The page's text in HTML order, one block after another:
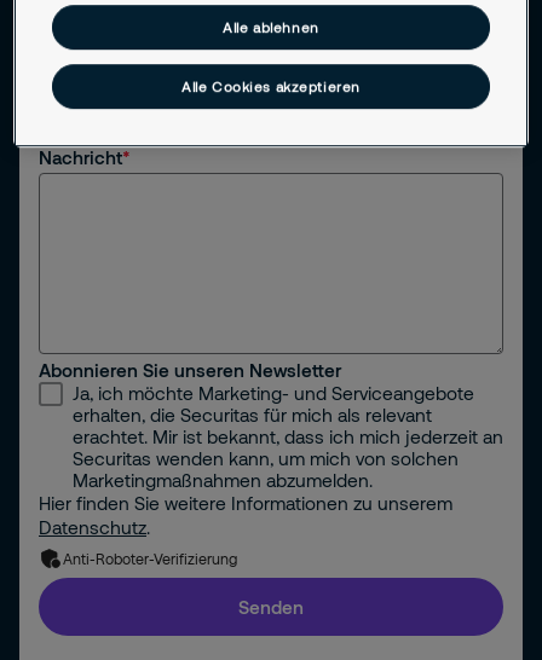
Sonstiges
PLZ
Nachricht
Abonnieren Sie unseren Newsletter
Ja, ich möchte Marketing- und Serviceangebote
erhalten, die Securitas für mich als relevant
erachtet. Mir ist bekannt, dass ich mich jederzeit an
Securitas wenden kann, um mich von solchen
Marketingmaßnahmen abzumelden.
Hier finden Sie weitere Informationen zu unserem
Datenschutz.
Anti-Roboter-Verifizierung
Senden
Alle ablehnen
Alle Cookies akzeptieren